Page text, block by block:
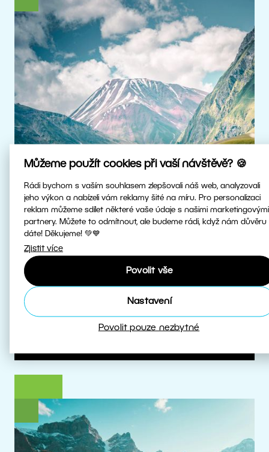
Můžeme použít cookies při vaší návštěvě? 🍪
Rádi bychom s vaším souhlasem zlepšovali náš web, analyzovali
jeho výkon a nabízeli vám reklamy šité na míru. Pro personalizaci
reklam můžeme sdílet některé vaše údaje s našimi marketingovými
partnery. Můžete to odmítnout, ale budeme rádi, když nám důvěru
dáte! Děkujeme! 💚💙
Zjistit více
Povolit vše
Nastavení
Povolit pouze nezbytné
Skutečné HDR
Upravujte HDR fotky v nejvyšší kvalitě.
Patříme mezi první fotoeditory na světě,
Více o HDR